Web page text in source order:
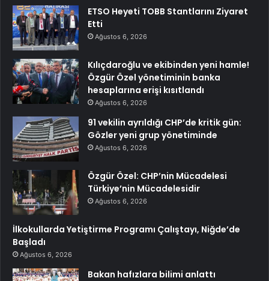
ETSO Heyeti TOBB Stantlarını Ziyaret
Etti
Ağustos 6, 2026
Kılıçdaroğlu ve ekibinden yeni hamle!
Özgür Özel yönetiminin banka
hesaplarına erişi kısıtlandı
Ağustos 6, 2026
91 vekilin ayrıldığı CHP’de kritik gün:
Gözler yeni grup yönetiminde
Ağustos 6, 2026
Özgür Özel: CHP’nin Mücadelesi
Türkiye’nin Mücadelesidir
Ağustos 6, 2026
İlkokullarda Yetiştirme Programı Çalıştayı, Niğde’de
Başladı
Ağustos 6, 2026
Bakan hafızlara bilimi anlattı